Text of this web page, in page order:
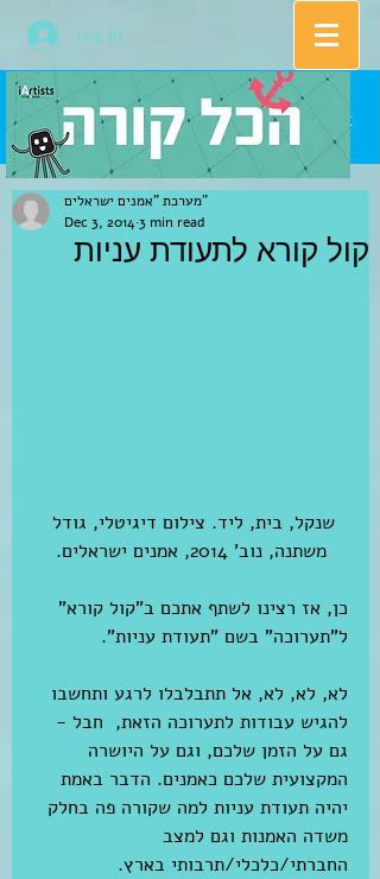
Log In
קול קורא לתעודת עניות
מערכת "אמנים ישראלים"
Dec 3, 20143 min read
שנקל, בית, ליד. צילום דיגיטלי, גודל
משתנה, נוב' 2014, אמנים ישראלים.
כן, אז רצינו לשתף אתכם ב"קול קורא"
ל"תערוכה" בשם "תעודת עניות".
לא, לא, לא, אל תתבלבלו לרגע ותחשבו
להגיש עבודות לתערוכה הזאת,  חבל -
גם על הזמן שלכם, וגם על היושרה
המקצועית שלכם כאמנים. הדבר באמת
יהיה תעודת עניות למה שקורה פה בחלק
משדה האמנות וגם למצב
החברתי/כלכלי/תרבותי בארץ.